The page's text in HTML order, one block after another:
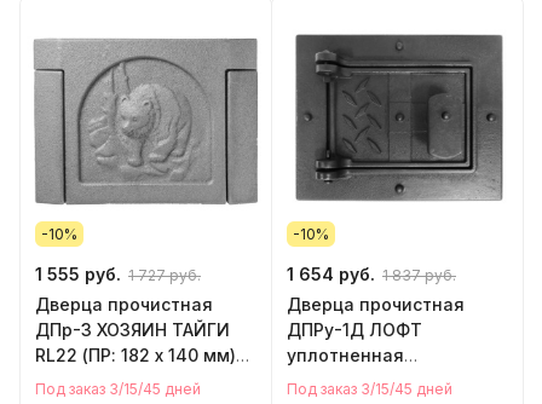
-10%
1 555 руб. 1 727 руб.
Дверца прочистная
ДПр-3 ХОЗЯИН ТАЙГИ
RL22 (ПР: 182 х 140 мм)
ЛИТКОМ
Под заказ 3/15/45 дней
-10%
1 654 руб. 1 837 руб.
Дверца прочистная
ДПРу-1Д ЛОФТ
уплотненная
крашенная RL10 (ПР: 130
Под заказ 3/15/45 дней